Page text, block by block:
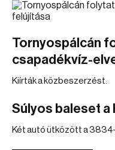
Tornyospálcán
csapadékvíz-
Kiírták a közbeszerzést.
Súlyos baleset a
Két autó ütközött a